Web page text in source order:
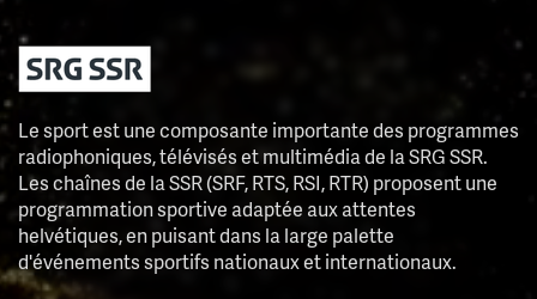
Le sport est une composante importante des programmes
radiophoniques, télévisés et multimédia de la SRG SSR.
Les chaînes de la SSR (SRF, RTS, RSI, RTR) proposent une
programmation sportive adaptée aux attentes
helvétiques, en puisant dans la large palette
d'événements sportifs nationaux et internationaux.